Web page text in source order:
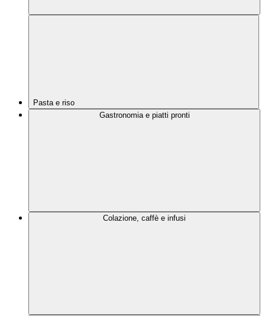
Pasta e riso
Gastronomia e piatti pronti
Colazione, caffè e infusi